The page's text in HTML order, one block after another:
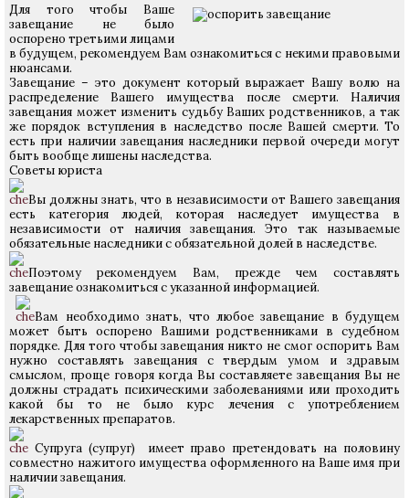
Для того чтобы Ваше
завещание не было
оспорено третьими лицами
в будущем, рекомендуем Вам ознакомиться с некими правовыми
нюансами.
Завещание – это документ который выражает Вашу волю на
распределение Вашего имущества после смерти. Наличия
завещания может изменить судьбу Ваших родственников, а так
же порядок вступления в наследство после Вашей смерти. То
есть при наличии завещания наследники первой очереди могут
быть вообще лишены наследства.
Советы юриста
Вы должны знать, что в независимости от Вашего завещания
есть категория людей, которая наследует имущества в
независимости от наличия завещания. Это так называемые
обязательные наследники с обязательной долей в наследстве.
Поэтому рекомендуем Вам, прежде чем составлять
завещание ознакомиться с указанной информацией.
Вам необходимо знать, что любое завещание в будущем
может быть оспорено Вашими родственниками в судебном
порядке. Для того чтобы завещания никто не смог оспорить Вам
нужно составлять завещания с твердым умом и здравым
смыслом, проще говоря когда Вы составляете завещания Вы не
должны страдать психическими заболеваниями или проходить
какой бы то не было курс лечения с употреблением
лекарственных препаратов.
Супруга (супруг) имеет право претендовать на половину
совместно нажитого имущества оформленного на Ваше имя при
наличии завещания.